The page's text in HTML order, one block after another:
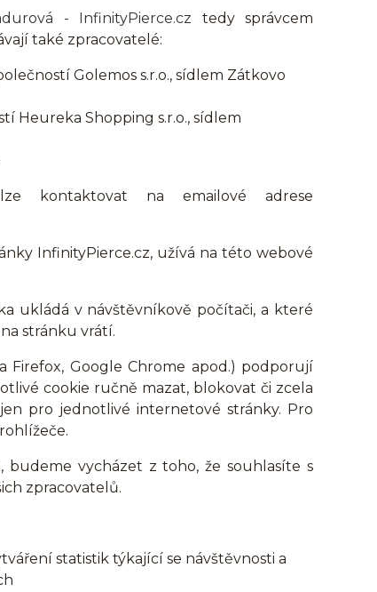
- InfinityPierce.cz tedy správcem
také zpracovatelé:
Golemos s.r.o., sídlem Zátkovo
Heureka Shopping s.r.o., sídlem
kontaktovat na emailové adrese
InfinityPierce.cz, užívá na této webové
ukládá v návštěvníkově počítači, a které
stránku vrátí.
Google Chrome apod.) podporují
cookie ručně mazat, blokovat či zcela
pro jednotlivé internetové stránky. Pro
vycházet z toho, že souhlasíte s
zpracovatelů.
statistik týkající se návštěvnosti a